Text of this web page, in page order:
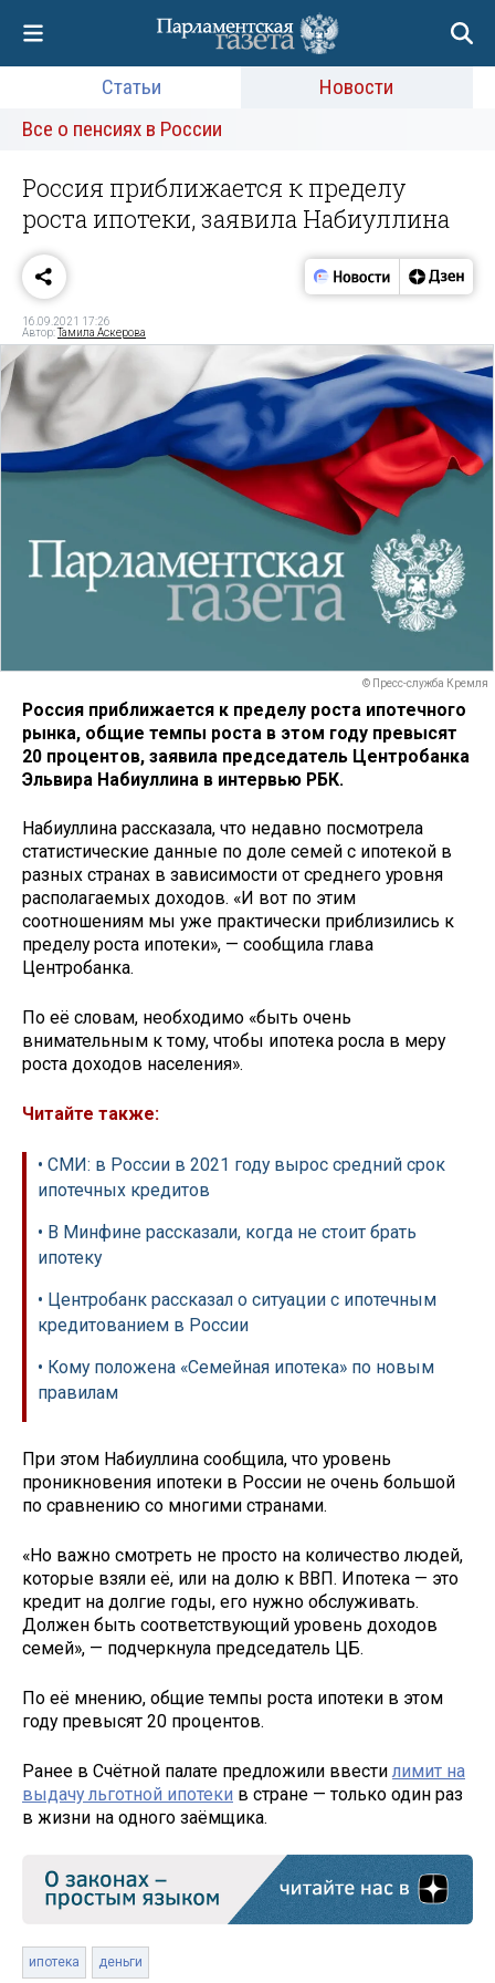
Статьи
Новости
Все о пенсиях в России
Россия приближается к пределу
роста ипотеки, заявила Набиуллина
16.09.2021 17:26
Автор:Тамила Аскерова
© Пресс-служба Кремля
Россия приближается к пределу роста ипотечного
рынка, общие темпы роста в этом году превысят
20 процентов, заявила председатель Центробанка
Эльвира Набиуллина в интервью РБК.
Набиуллина рассказала, что недавно посмотрела
статистические данные по доле семей с ипотекой в
разных странах в зависимости от среднего уровня
располагаемых доходов. «И вот по этим
соотношениям мы уже практически приблизились к
пределу роста ипотеки», — сообщила глава
Центробанка.
По её словам, необходимо «быть очень
внимательным к тому, чтобы ипотека росла в меру
роста доходов населения».
Читайте также:
• СМИ: в России в 2021 году вырос средний срок
ипотечных кредитов
• В Минфине рассказали, когда не стоит брать
ипотеку
• Центробанк рассказал о ситуации с ипотечным
кредитованием в России
• Кому положена «Семейная ипотека» по новым
правилам
При этом Набиуллина сообщила, что уровень
проникновения ипотеки в России не очень большой
по сравнению со многими странами.
«Но важно смотреть не просто на количество людей,
которые взяли её, или на долю к ВВП. Ипотека — это
кредит на долгие годы, его нужно обслуживать.
Должен быть соответствующий уровень доходов
семей», — подчеркнула председатель ЦБ.
По её мнению, общие темпы роста ипотеки в этом
году превысят 20 процентов.
Ранее в Счётной палате предложили ввести лимит на
выдачу льготной ипотеки в стране — только один раз
в жизни на одного заёмщика.
ипотека деньги